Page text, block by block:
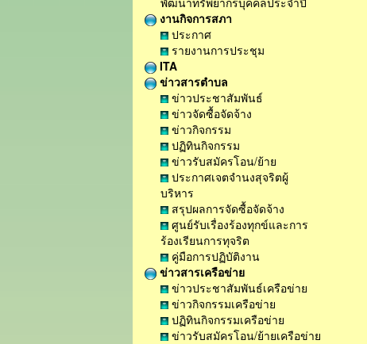
งานกิจการสภา
ประกาศ
รายงานการประชุม
ITA
ข่าวสารตำบล
ข่าวประชาสัมพันธ์
ข่าวจัดซื้อจัดจ้าง
ข่าวกิจกรรม
ปฏิทินกิจกรรม
ข่าวรับสมัครโอน/ย้าย
ประกาศเจตจำนงสุจริตผู้
บริหาร
สรุปผลการจัดซื้อจัดจ้าง
ศูนย์รับเรื่องร้องทุกข์และการ
ร้องเรียนการทุจริต
คู่มือการปฏิบัติงาน
ข่าวสารเครือข่าย
ข่าวประชาสัมพันธ์เครือข่าย
ข่าวกิจกรรมเครือข่าย
ปฏิทินกิจกรรมเครือข่าย
ข่าวรับสมัครโอน/ย้ายเครือข่าย